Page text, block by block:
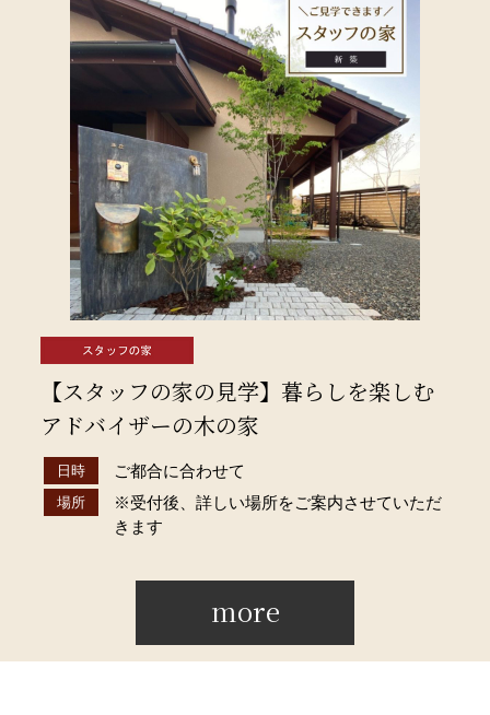
【スタッフの家の見学】暮らしを楽しむ
アドバイザーの木の家
日時 ご都合に合わせて
場所
※受付後、詳しい場所をご案内させていただ
きます
more